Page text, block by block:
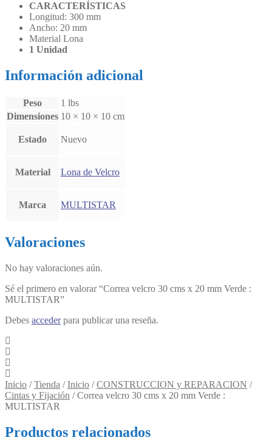
CARACTERÍSTICAS
Longitud: 300 mm
Ancho: 20 mm
Material Lona
1 Unidad
Información adicional
Peso
1 lbs
Dimensiones 10 × 10 × 10 cm
Estado Nuevo
Material Lona de Velcro
Marca MULTISTAR
Valoraciones
No hay valoraciones aún.
Sé el primero en valorar “Correa velcro 30 cms x 20 mm Verde :
MULTISTAR”
Debes accederpara publicar una reseña.
Inicio /Tienda /Inicio /CONSTRUCCION y REPARACION /
Cintas y Fijación /Correa velcro 30 cms x 20 mm Verde :
MULTISTAR
Productos relacionados